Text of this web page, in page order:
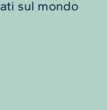
sul mondo